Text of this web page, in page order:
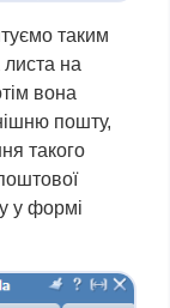
таким
на
вона
пошту,
такого
у формі